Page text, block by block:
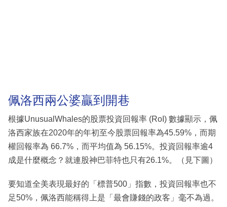
佩洛西兩公婆贏到開巷
根據UnusualWhales的股票投資回報率 (RoI) 數據顯示，佩
洛西家族在2020年的年初至今股票回報率為45.59%，而期
權回報率為 66.7%，而平均值為 56.15%。投資回報率逾4
成是什麼概念？就連股神巴菲特也只有26.1%。（見下圖）
要知道全美表現最好的「標普500」指數，投資回報率也不
足50%，佩洛西能稱得上是「最會賺錢的政客」毫不為過。